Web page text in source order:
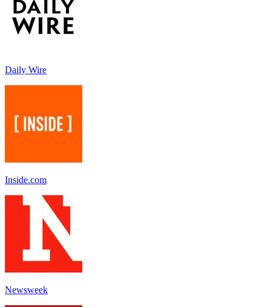
Daily Wire
Inside.com
Newsweek